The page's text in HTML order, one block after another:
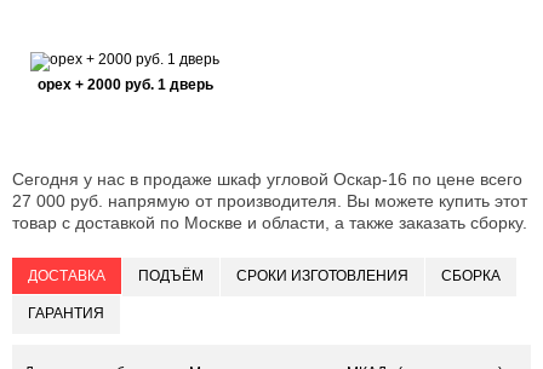
орех + 2000 руб. 1 дверь
Сегодня у нас в продаже шкаф угловой Оскар-16 по цене всего
27 000 руб. напрямую от производителя. Вы можете купить этот
товар с доставкой по Москве и области, а также заказать сборку.
ДОСТАВКА ПОДЪЁМ СРОКИ ИЗГОТОВЛЕНИЯ СБОРКА
ГАРАНТИЯ